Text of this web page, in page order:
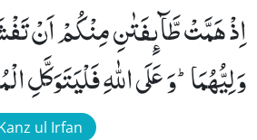
اِذْ هَمَّتْ طَّآىٕفَتٰنِ مِنْكُمْ اَنْ
وَلِیُّهُمَاؕ-وَ عَلَى اللّٰهِ فَلْیَتَوَكَّلِ
ul Irfan